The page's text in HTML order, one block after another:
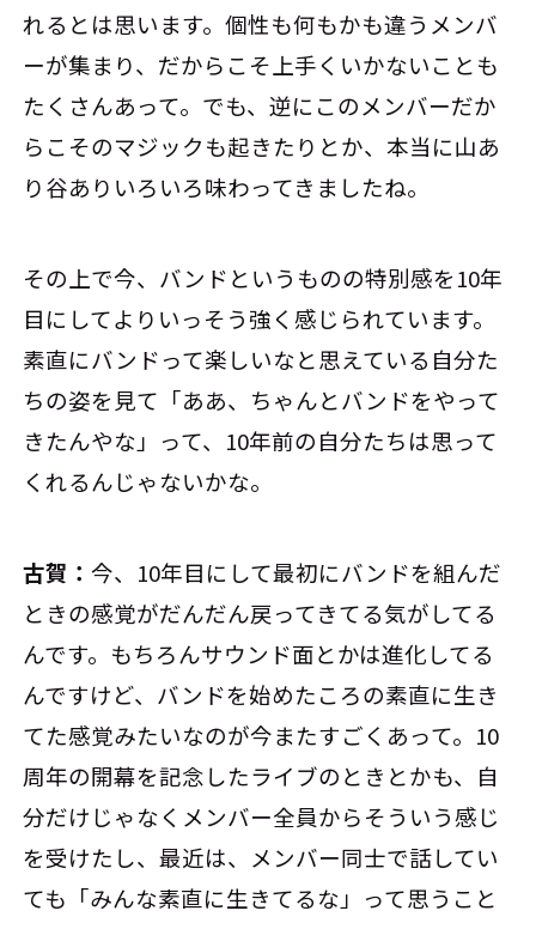
れるとは思います。個性も何もかも違うメンバ
ーが集まり、だからこそ上手くいかないことも
たくさんあって。でも、逆にこのメンバーだか
らこそのマジックも起きたりとか、本当に山あ
り谷ありいろいろ味わってきましたね。
その上で今、バンドというものの特別感を10年
目にしてよりいっそう強く感じられています。
素直にバンドって楽しいなと思えている自分た
ちの姿を見て「ああ、ちゃんとバンドをやって
きたんやな」って、10年前の自分たちは思って
くれるんじゃないかな。
古賀：今、10年目にして最初にバンドを組んだ
ときの感覚がだんだん戻ってきてる気がしてる
んです。もちろんサウンド面とかは進化してる
んですけど、バンドを始めたころの素直に生き
てた感覚みたいなのが今またすごくあって。10
周年の開幕を記念したライブのときとかも、自
分だけじゃなくメンバー全員からそういう感じ
を受けたし、最近は、メンバー同士で話してい
ても「みんな素直に生きてるな」って思うこと